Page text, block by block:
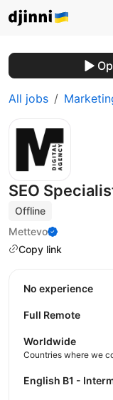
All jobs
SEO
Offline
Mettevo
Copy link
No experience
Full Remote
Worldwide
Countries where we
English B1 -